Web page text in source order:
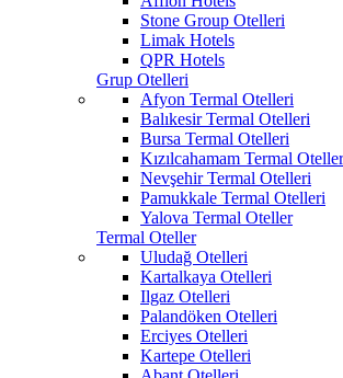
Stone Group Otelleri
Limak Hotels
QPR Hotels
Grup Otelleri
Afyon Termal Otelleri
Balıkesir Termal Otelleri
Bursa Termal Otelleri
Kızılcahamam Termal
Nevşehir Termal Otelleri
Pamukkale Termal Otelleri
Yalova Termal Oteller
Termal Oteller
Uludağ Otelleri
Kartalkaya Otelleri
Ilgaz Otelleri
Palandöken Otelleri
Erciyes Otelleri
Kartepe Otelleri